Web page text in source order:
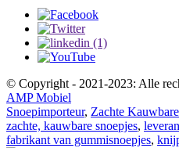
© Copyright - 2021-2023: Alle
AMP Mobiel
Snoepimporteur, Zachte
zachte, kauwbare snoepjes,
fabrikant van gummisnoepjes,